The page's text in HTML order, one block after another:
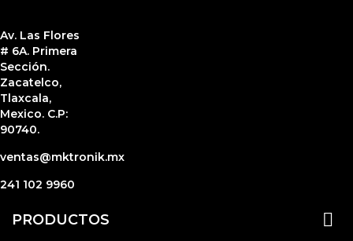
Av. Las Flores
# 6A. Primera
Sección.
Zacatelco,
Tlaxcala,
Mexico. C.P:
90740.
ventas@mktronik.mx
241 102 9960
PRODUCTOS 